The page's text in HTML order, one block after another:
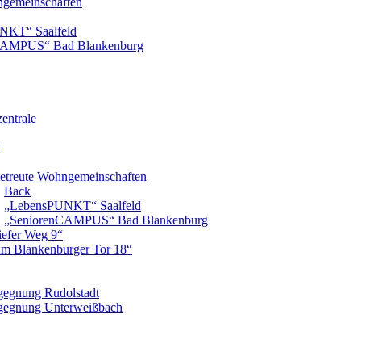
Saalfeld
Bad Blankenburg
Wohngemeinschaften
Back
„LebensPUNKT“ Saalfeld
„SeniorenCAMPUS“ Bad Blankenburg
Weg 9“
Blankenburger Tor 18“
Rudolstadt
Unterweißbach